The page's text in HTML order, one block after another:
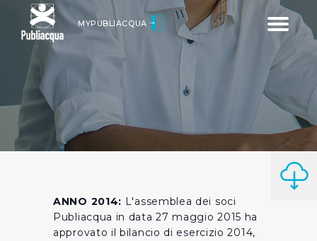
Toggle
MYPUBLIACQUA
ANNO 2014: L'assemblea dei soci
Publiacqua in data 27 maggio 2015 ha
approvato il bilancio di esercizio 2014,